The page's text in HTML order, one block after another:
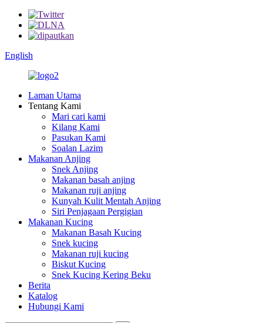
English
Laman Utama
Tentang Kami
Mari cari kami
Kilang Kami
Pasukan Kami
Soalan Lazim
Makanan Anjing
Snek Anjing
Makanan basah anjing
Makanan ruji anjing
Kunyah Kulit Mentah Anjing
Siri Penjagaan Pergigian
Makanan Kucing
Makanan Basah Kucing
Snek kucing
Makanan ruji kucing
Biskut Kucing
Snek Kucing Kering Beku
Berita
Katalog
Hubungi Kami